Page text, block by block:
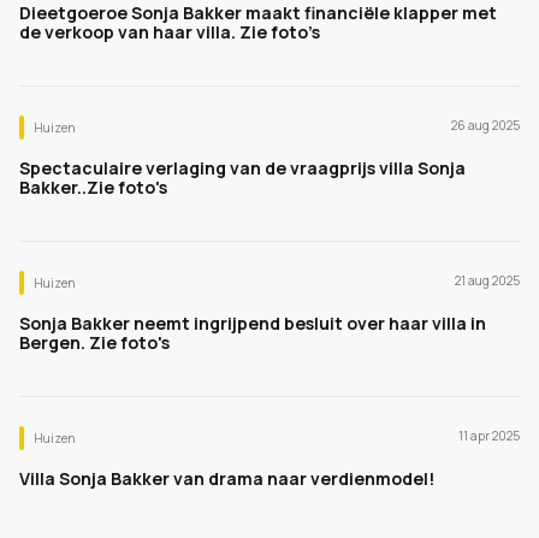
Dieetgoeroe Sonja Bakker maakt financiële klapper met
de verkoop van haar villa. Zie foto’s
Huizen 26 aug 2025
Spectaculaire verlaging van de vraagprijs villa Sonja
Bakker..Zie foto's
Huizen 21 aug 2025
Sonja Bakker neemt ingrijpend besluit over haar villa in
Bergen. Zie foto's
Huizen 11 apr 2025
Villa Sonja Bakker van drama naar verdienmodel!